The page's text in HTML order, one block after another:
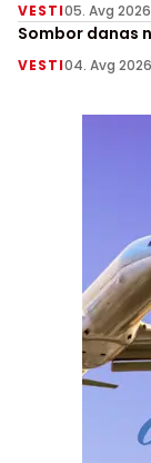
VESTI05. Avg
Sombor danas
VESTI04. Avg